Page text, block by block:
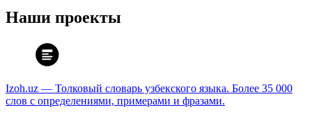
Наши проекты
Izoh.uz — Толковый словарь узбекского языка. Более 35 000
слов с определениями, примерами и фразами.